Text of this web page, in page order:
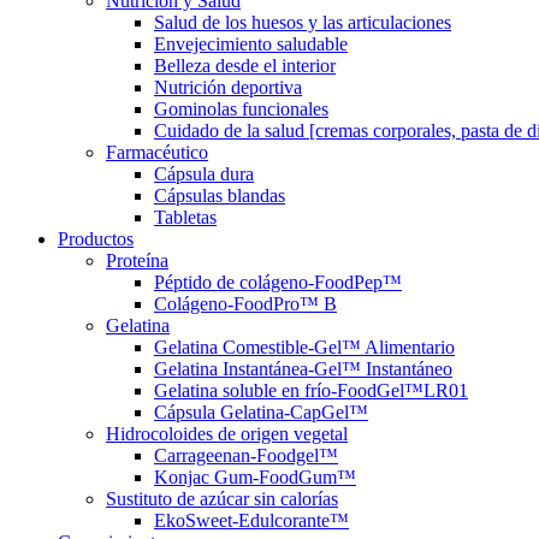
Salud de los huesos y las articulaciones
Envejecimiento saludable
Belleza desde el interior
Nutrición deportiva
Gominolas funcionales
Cuidado de la salud [cremas corporales, pasta de
Farmacéutico
Cápsula dura
Cápsulas blandas
Tabletas
Productos
Proteína
Péptido de colágeno-FoodPep™
Colágeno-FoodPro™ B
Gelatina
Gelatina Comestible-Gel™ Alimentario
Gelatina Instantánea-Gel™ Instantáneo
Gelatina soluble en frío-FoodGel™LR01
Cápsula Gelatina-CapGel™
Hidrocoloides de origen vegetal
Carrageenan-Foodgel™
Konjac Gum-FoodGum™
Sustituto de azúcar sin calorías
EkoSweet-Edulcorante™